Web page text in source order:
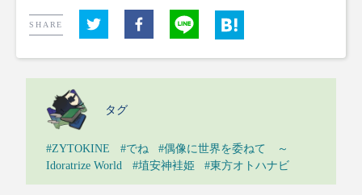
SHARE
タグ
#ZYTOKINE #でね
#偶像に世界を委ねて ～
Idoratrize World
#埴安神袿姫 #東方オトハナビ